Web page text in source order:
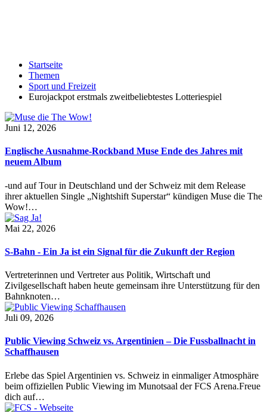
Startseite
Themen
Sport und Freizeit
Eurojackpot erstmals zweitbeliebtestes Lotteriespiel
Juni 12, 2026
Englische Ausnahme-Rockband Muse Ende des Jahres mit
neuem Album
-und auf Tour in Deutschland und der Schweiz mit dem Release
ihrer aktuellen Single „Nightshift Superstar“ kündigen Muse die The
Wow!…
Mai 22, 2026
S-Bahn - Ein Ja ist ein Signal für die Zukunft der Region
Vertreterinnen und Vertreter aus Politik, Wirtschaft und
Zivilgesellschaft haben heute gemeinsam ihre Unterstützung für den
Bahnknoten…
Juli 09, 2026
Public Viewing Schweiz vs. Argentinien – Die Fussballnacht in
Schaffhausen
Erlebe das Spiel Argentinien vs. Schweiz in einmaliger Atmosphäre
beim offiziellen Public Viewing im Munotsaal der FCS Arena.Freue
dich auf…